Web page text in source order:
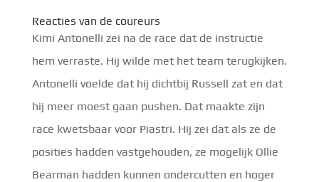
Reacties van de coureurs
Kimi Antonelli zei na de race dat de instructie
hem verraste. Hij wilde met het team terugkijken.
Antonelli voelde dat hij dichtbij Russell zat en dat
hij meer moest gaan pushen. Dat maakte zijn
race kwetsbaar voor Piastri. Hij zei dat als ze de
posities hadden vastgehouden, ze mogelijk Ollie
Bearman hadden kunnen ondercutten en hoger